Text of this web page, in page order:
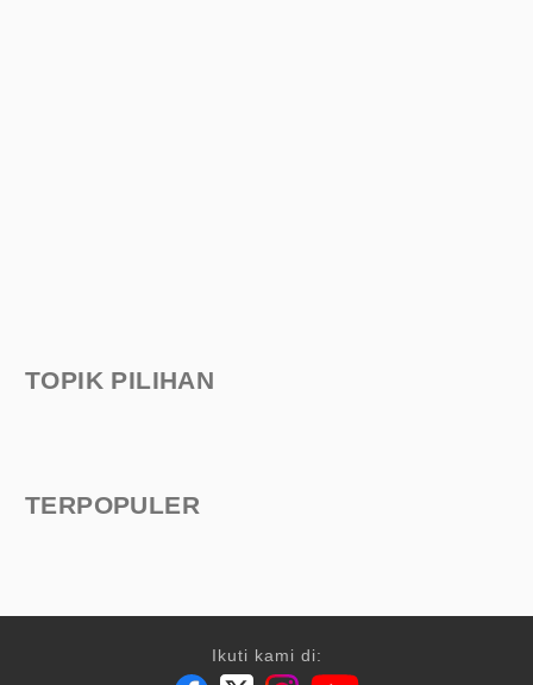
TOPIK PILIHAN
TERPOPULER
Ikuti kami di: